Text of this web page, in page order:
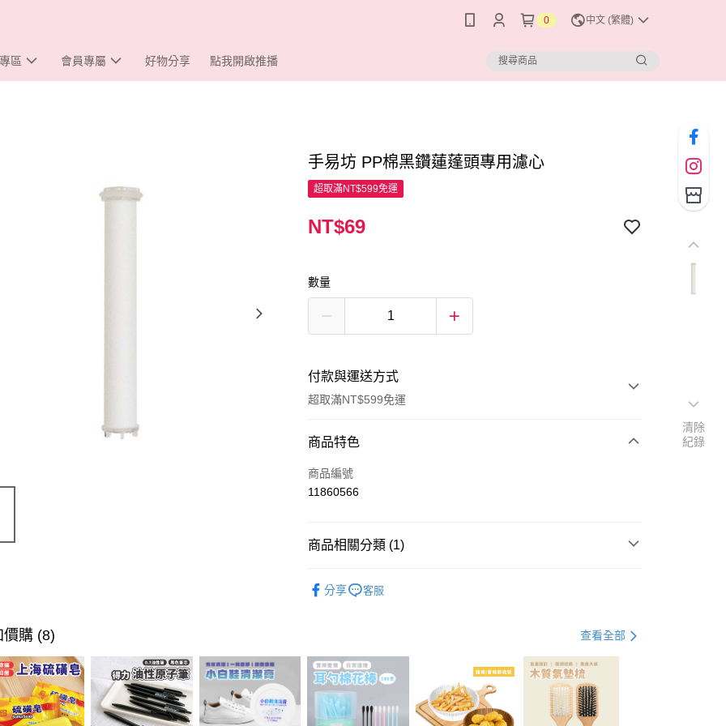
0 中文 (繁體)
區 會員專屬 好物分享 點我開啟推播
手易坊 PP棉黑鑽蓮蓬頭專用濾心
超取滿NT$599免運
NT$69
數量
付款與運送方式
超取滿NT$599免運
付款方式
信用卡一次付款
街口支付
運送方式
商品特色
商品編號
11860566
商品相關分類 (1)
分享
客服
價購 (8) 查看全部
清除
紀錄